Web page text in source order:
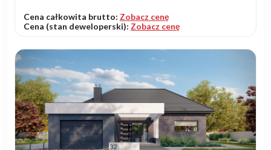
Cena całkowita brutto: Zobacz cenę
Cena (stan deweloperski): Zobacz cenę